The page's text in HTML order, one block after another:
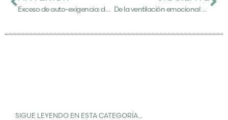
Exceso de auto-exigencia: dándonos permisos. De la ventilación emocional a la queja tóxica.
SIGUE LEYENDO EN ESTA CATEGORÍA...